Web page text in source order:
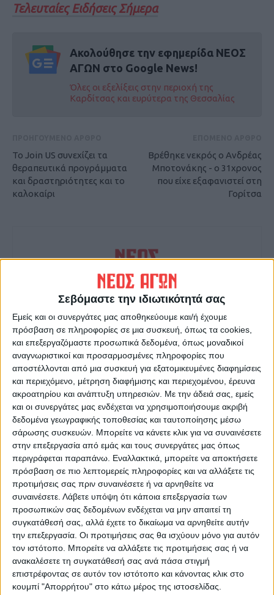
Σεβόμαστε την ιδιωτικότητά σας
Εμείς και οι συνεργάτες μας αποθηκεύουμε και/ή έχουμε
πρόσβαση σε πληροφορίες σε μια συσκευή, όπως τα cookies,
και επεξεργαζόμαστε προσωπικά δεδομένα, όπως μοναδικοί
αναγνωριστικοί και προσαρμοσμένες πληροφορίες που
αποστέλλονται από μια συσκευή για εξατομικευμένες διαφημίσεις
και περιεχόμενο, μέτρηση διαφήμισης και περιεχομένου, έρευνα
ακροατηρίου και ανάπτυξη υπηρεσιών. Με την άδειά σας, εμείς
και οι συνεργάτες μας ενδέχεται να χρησιμοποιήσουμε ακριβή
δεδομένα γεωγραφικής τοποθεσίας και ταυτοποίησης μέσω
σάρωσης συσκευών. Μπορείτε να κάνετε κλικ για να συναινέσετε
στην επεξεργασία από εμάς και τους συνεργάτες μας όπως
περιγράφεται παραπάνω. Εναλλακτικά, μπορείτε να αποκτήσετε
πρόσβαση σε πιο λεπτομερείς πληροφορίες και να αλλάξετε τις
προτιμήσεις σας πριν συναινέσετε ή να αρνηθείτε να
συναινέσετε. Λάβετε υπόψη ότι κάποια επεξεργασία των
προσωπικών σας δεδομένων ενδέχεται να μην απαιτεί τη
συγκατάθεσή σας, αλλά έχετε το δικαίωμα να αρνηθείτε αυτήν
την επεξεργασία. Οι προτιμήσεις σας θα ισχύουν μόνο για αυτόν
τον ιστότοπο. Μπορείτε να αλλάξετε τις προτιμήσεις σας ή να
ανακαλέσετε τη συγκατάθεσή σας ανά πάσα στιγμή
επιστρέφοντας σε αυτόν τον ιστότοπο και κάνοντας κλικ στο
κουμπί "Απορρήτου" στο κάτω μέρος της ιστοσελίδας.
Τελευταίες Ειδήσεις Σήμερα
Ακολούθησε την εφημερίδα ΝΕΟΣ
ΑΓΩΝ στο Google News!
Όλες οι εξελίξεις στην περιοχή της
Καρδίτσας και ευρύτερα της Θεσσαλίας
Το Join US συνεχίζει τα
θεραπευτικά προγράμματα
και δραστηριότητες και το
καλοκαίρι
Βρέθηκε νεκρός ο Ανδρέας
Μποτονάκης - ο 31χρονος
που είχε εξαφανιστεί στη
Γορίτσα
ΝΕΟΣ ΑΓΩΝ
https://neosagon.gr
ΠΑΡΟΜΟΙΑ ΑΡΘΡΑ